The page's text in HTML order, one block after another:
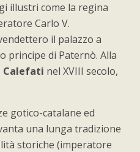
illustri come la regina
Carlo V.
il palazzo a
principe di Paternò. Alla
Calefati nel XVIII secolo,
gotico-catalane ed
una lunga tradizione
storiche (imperatore